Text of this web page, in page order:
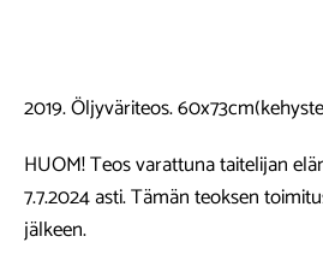
2019. Öljyväriteos.
HUOM! Teos varattuna taitelijan
7.7.2024 asti. Tämän teoksen
jälkeen.